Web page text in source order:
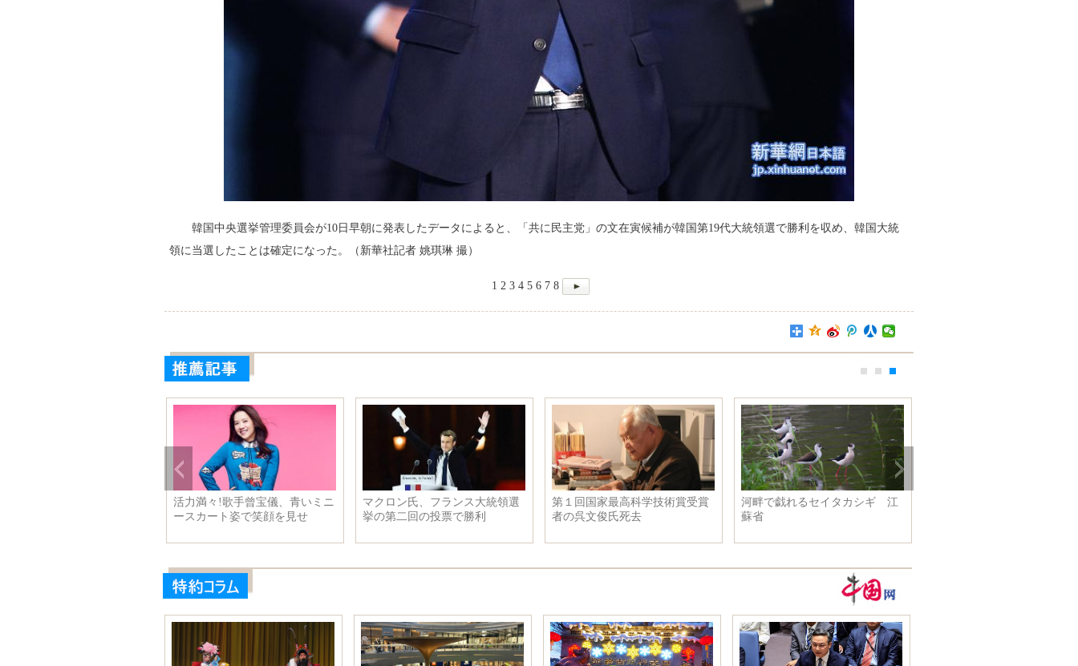
韓国中央選挙管理委員会が10日早朝に発表したデータによると、「共に民主党」の文在寅候補が韓国第19代大統領選で勝利を収め、韓国大統
領に当選したことは確定になった。（新華社記者 姚琪琳 撮）
1 2 3 4 5 6 7 8
雁栖湖を空撮 モスクワで雪が降り
ベトナム海上警察の艦船が中国
初訪問
広西 柳州市消防支隊のイメージ
ポスター 兵士が筋肉披露